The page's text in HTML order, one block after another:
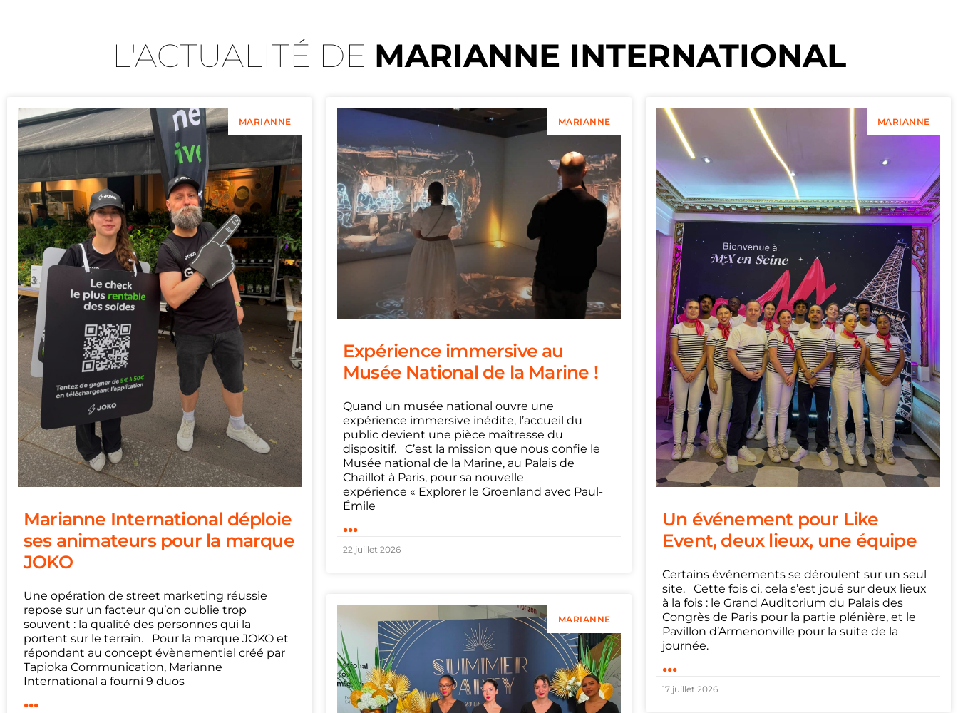
L'ACTUALITÉ DE MARIANNE INTERNATIONAL
MARIANNE
Marianne International déploie
ses animateurs pour la marque
JOKO
Une opération de street marketing réussie
repose sur un facteur qu’on oublie trop
souvent : la qualité des personnes qui la
portent sur le terrain. Pour la marque JOKO et
répondant au concept évènementiel créé par
Tapioka Communication, Marianne
International a fourni 9 duos
...
MARIANNE
Expérience immersive au
Musée National de la Marine !
Quand un musée national ouvre une
expérience immersive inédite, l’accueil du
public devient une pièce maîtresse du
dispositif. C’est la mission que nous confie le
Musée national de la Marine, au Palais de
Chaillot à Paris, pour sa nouvelle
expérience « Explorer le Groenland avec Paul-
Émile
...
22 juillet 2026
MARIANNE
Un événement pour Like
Event, deux lieux, une équipe
Certains événements se déroulent sur un seul
site. Cette fois ci, cela s’est joué sur deux lieux
à la fois : le Grand Auditorium du Palais des
Congrès de Paris pour la partie plénière, et le
Pavillon d’Armenonville pour la suite de la
journée.
...
17 juillet 2026
MARIANNE